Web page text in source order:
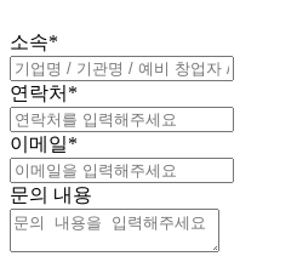
소속*
연락처 *
이메일*
문의 내용